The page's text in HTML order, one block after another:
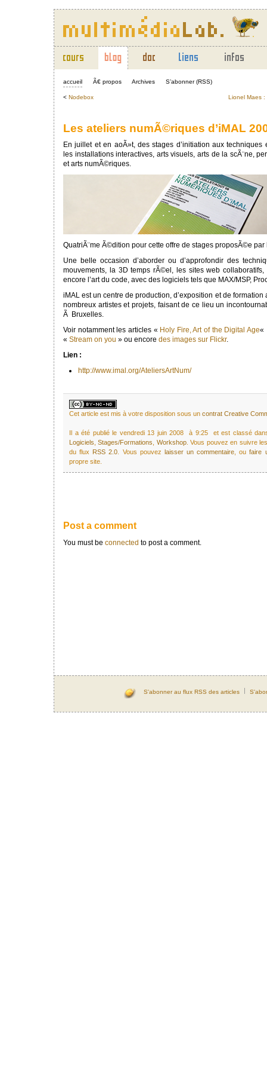
accueil Ã€ propos Archives S’abonner (RSS)
< Nodebox Lionel Maes :
Les ateliers numÃ©riques d’iMAL
En juillet et en aoÃ»t, des stages d’initiation aux
les installations interactives, arts visuels, arts de la scÃ¨ne,
et arts numÃ©riques.
QuatriÃ¨me Ã©dition pour cette offre de stages proposÃ©e par
Une belle occasion d’aborder ou d’approfondir des
mouvements, la 3D temps rÃ©el, les sites web
encore l’art du code, avec des logiciels tels que MAX/MSP,
iMAL est un centre de production, d’exposition et de
nombreux artistes et projets, faisant de ce lieu un
Ã Bruxelles.
Voir notamment les articles « Holy Fire, Art of the Digital Age«
« Stream on you » ou encore des images sur Flickr.
Lien :
http://www.imal.org/AteliersArtNum/
Cet article est mis à votre disposition sous un contrat Creative
Il a été publié le vendredi 13 juin 2008 à 9:25 et est classé
Logiciels ,Stages/Formations Workshop. Vous pouvez en suivre
du flux RSS 2.0 . Vous pouvez laisser un commentaire , oufaire
propre site.
Post a comment
You must be connected to post a comment.
S'abonner au flux RSS des articles